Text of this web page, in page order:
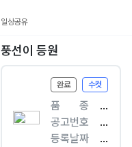
일상공유
풍선이 등원
완료 수컷
품ㅤㅤ종
[
개
]
공고번호
경
기
등록날짜
2